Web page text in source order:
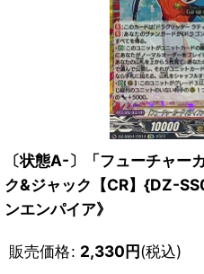
〔状態A-〕「フューチャー
ク&ジャック【CR】{DZ-
ンエンパイア》
販売価格: 2,330円(税込)